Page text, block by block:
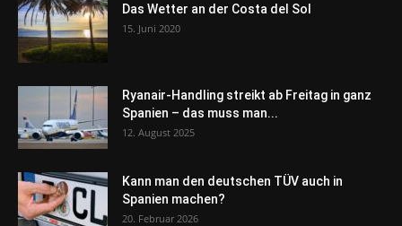
Das Wetter an der Costa del Sol
15. Juni 2020
Ryanair-Handling streikt ab Freitag in ganz
Spanien – das muss man...
12. August 2025
Kann man den deutschen TÜV auch in
Spanien machen?
20. Februar 2026